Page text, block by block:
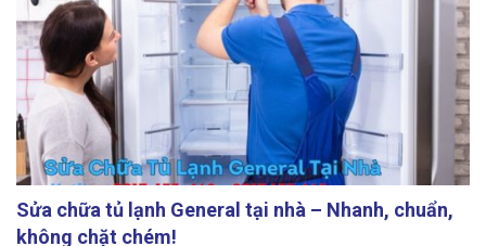
Sửa chữa tủ lạnh General tại nhà – Nhanh, chuẩn,
không chặt chém!